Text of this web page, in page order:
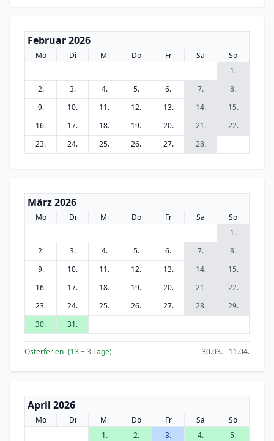
Februar 2026
Mo Di Mi Do Fr Sa
So
1.
2.
3. 4. 5. 6. 7.
8.
9.
10. 11. 12. 13. 14.
15.
16.
17. 18. 19. 20. 21.
22.
23.
24. 25. 26. 27. 28.
März 2026
Mo Di Mi Do Fr Sa
So
1.
2.
3. 4. 5. 6. 7.
8.
9.
10. 11. 12. 13. 14.
15.
16.
17. 18. 19. 20. 21.
22.
23.
24. 25. 26. 27. 28.
29.
30.
31.
Osterferien (13+ 3 Tage) 30.03. - 11.04.
April 2026
Mo Di Mi Do Fr Sa
So
1.
2. 3. 4.
5.